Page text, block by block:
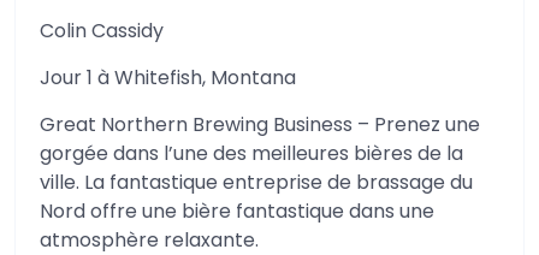
Colin Cassidy
Jour 1 à Whitefish, Montana
Great Northern Brewing Business – Prenez une
gorgée dans l’une des meilleures bières de la
ville. La fantastique entreprise de brassage du
Nord offre une bière fantastique dans une
atmosphère relaxante.